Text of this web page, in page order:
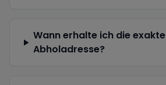
Wann erhalte ich die exakte
Abholadresse?